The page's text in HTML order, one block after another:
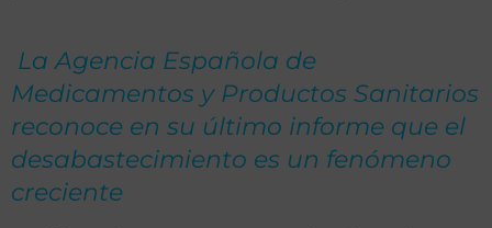
La Agencia Española de
Medicamentos y Productos Sanitarios
reconoce en su último informe que el
desabastecimiento es un fenómeno
creciente